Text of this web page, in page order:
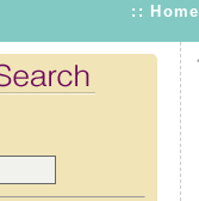
:: Home